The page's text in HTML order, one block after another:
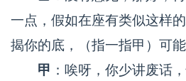
一点，假如在座有类似这样
揭你的底，（指一指甲）可
甲 ：唉呀，你少讲废话